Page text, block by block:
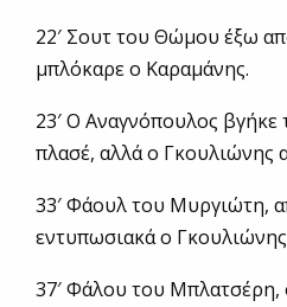
22′ Σουτ του Θώμου έξω
μπλόκαρε ο Καραμάνης.
23′ Ο Αναγνόπουλος βγήκε
πλασέ, αλλά ο Γκουλιώνης
33′ Φάουλ του Μυργιώτη,
εντυπωσιακά ο
37′ Φάλου του Μπλατσέρη,